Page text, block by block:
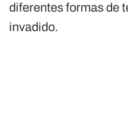
diferentes formas de
invadido.